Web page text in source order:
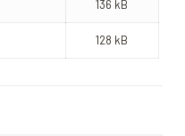
136 kB
128 kB